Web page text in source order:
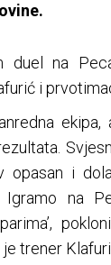
duel na
i
opasan i
Igramo na
je trener